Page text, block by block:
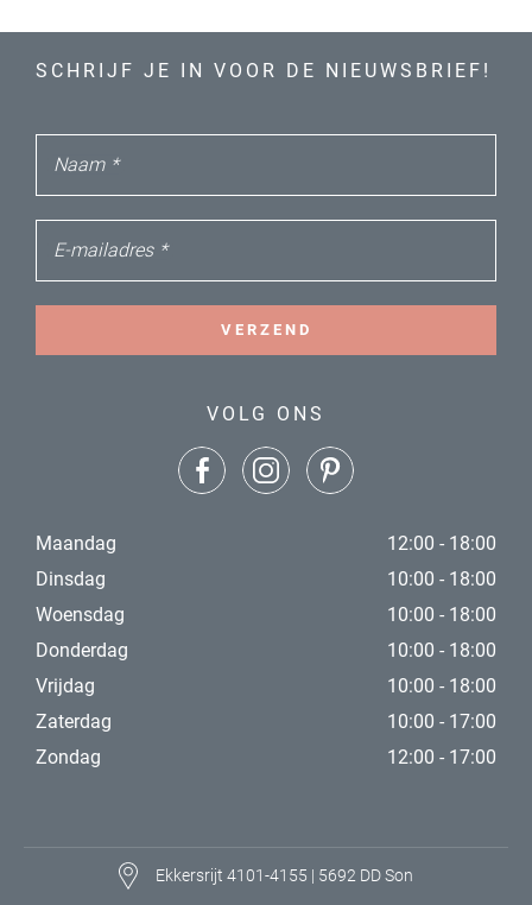
SCHRIJF JE IN VOOR DE NIEUWSBRIEF!
Naam *
E-mailadres *
VERZEND
VOLG ONS
Maandag
12:00 - 18:00
Dinsdag
10:00 - 18:00
Woensdag
10:00 - 18:00
Donderdag
10:00 - 18:00
Vrijdag
10:00 - 18:00
Zaterdag
10:00 - 17:00
Zondag
12:00 - 17:00
Ekkersrijt 4101-4155 | 5692 DD Son